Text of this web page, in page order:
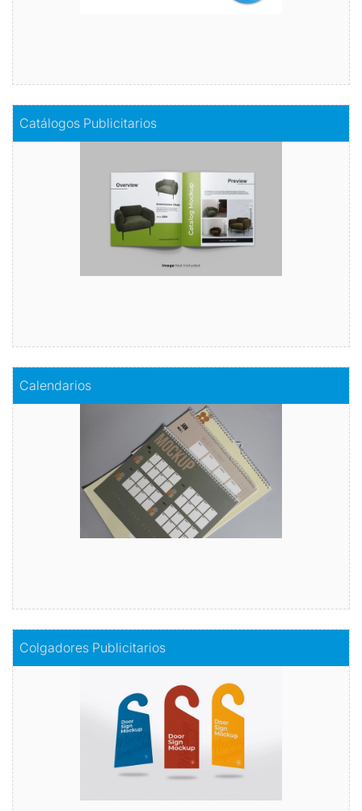
Catálogos Publicitarios
Comprar
Comprar
Calendarios
Organiza tu año con estilo
Comprar
Comprar
Colgadores Publicitarios
Publicidad en movimiento
Comprar
Comprar